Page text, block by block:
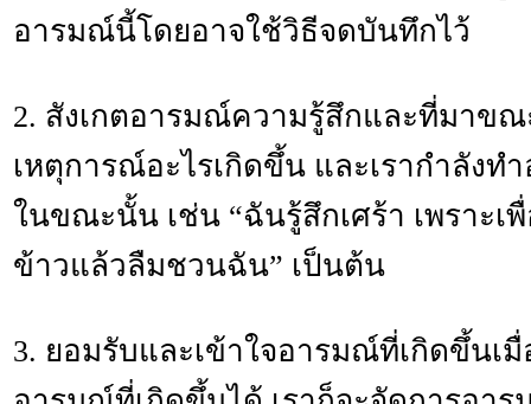
อารมณ์นี้โดยอาจใช้วิธีจดบันทึกไว้
2. สังเกตอารมณ์ความรู้สึกและที่มาขณ
เหตุการณ์อะไรเกิดขึ้น และเรากำลังทำ
ในขณะนั้น เช่น “ฉันรู้สึกเศร้า เพราะเ
ข้าวแล้วลืมชวนฉัน” เป็นต้น
3. ยอมรับและเข้าใจอารมณ์ที่เกิดขึ้นเ